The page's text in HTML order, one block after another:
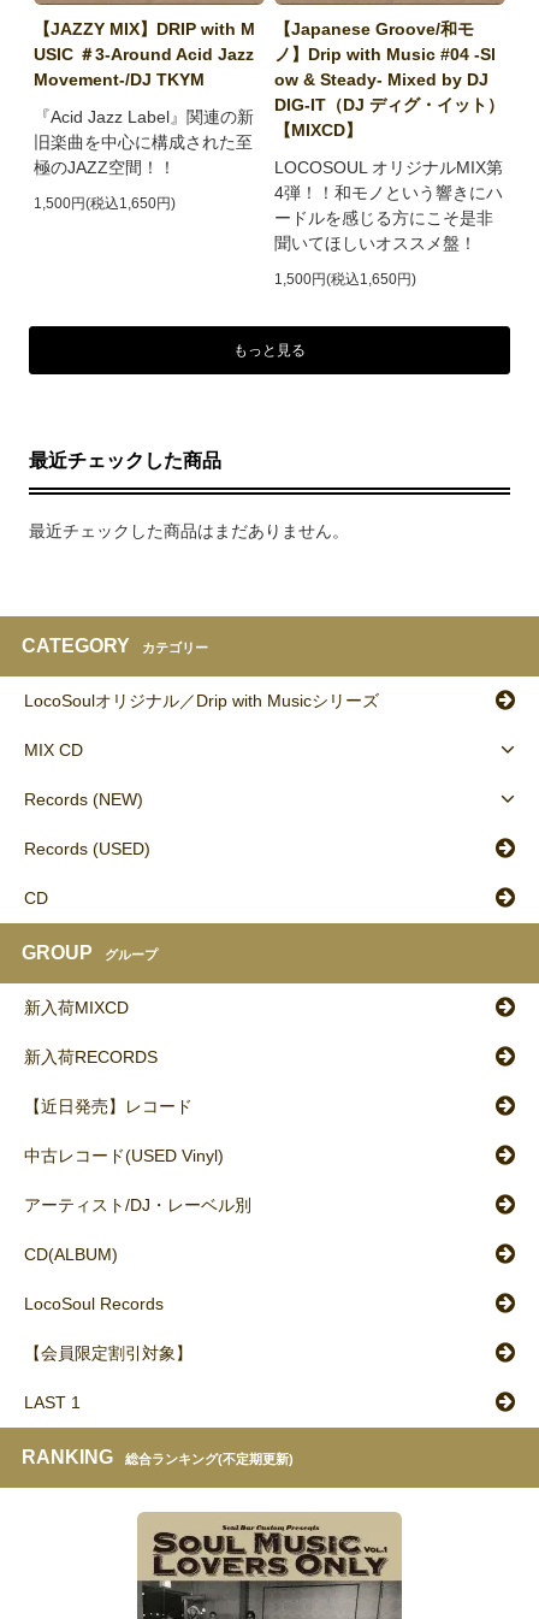
【JAZZY MIX】DRIP with M
USIC ＃3-Around Acid Jazz
Movement-/DJ TKYM
『Acid Jazz Label』関連の新
旧楽曲を中心に構成された至
極のJAZZ空間！！
1,500円(税込1,650円)
【Japanese Groove/和モ
ノ】Drip with Music #04 -Sl
ow & Steady- Mixed by DJ
DIG-IT（DJ ディグ・イット）
【MIXCD】
LOCOSOUL オリジナルMIX第
4弾！！和モノという響きにハ
ードルを感じる方にこそ是非
聞いてほしいオススメ盤！
1,500円(税込1,650円)
もっと見る
最近チェックした商品
最近チェックした商品はまだありません。
CATEGORY カテゴリー
LocoSoulオリジナル／Drip with Musicシリーズ
MIX CD
Records (NEW)
Records (USED)
CD
GROUP グループ
新入荷MIXCD
新入荷RECORDS
【近日発売】レコード
中古レコード(USED Vinyl)
アーティスト/DJ・レーベル別
CD(ALBUM)
LocoSoul Records
【会員限定割引対象】
LAST 1
RANKING 総合ランキング(不定期更新)